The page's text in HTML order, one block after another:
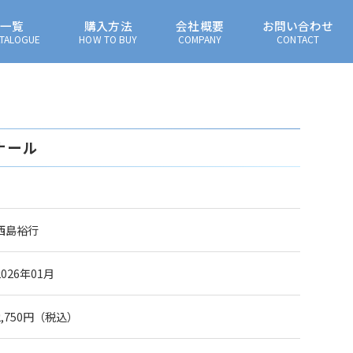
覧 購入方法
HOW TO BUY
会社概要
COMPANY
お問い合わせ
CONTACT
ール
島裕行
年01月
円（税込）